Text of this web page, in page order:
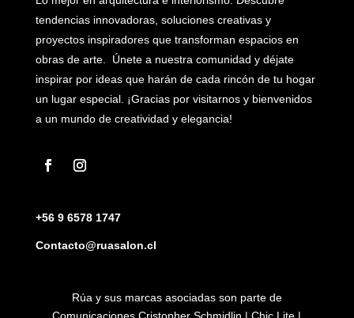
tendencias innovadoras, soluciones creativas y
proyectos inspiradores que transforman espacios en
obras de arte. Únete a nuestra comunidad y déjate
inspirar por ideas que harán de cada rincón de tu hogar
un lugar especial. ¡Gracias por visitarnos y bienvenidos
a un mundo de creatividad y elegancia!
+56 9 6578 1747
Contacto@ruasalon.cl
Rúa y sus marcas asociadas son parte de